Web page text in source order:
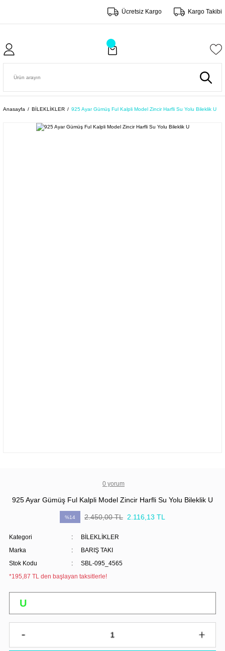
Ücretsiz Kargo Kargo Takibi
Anasayfa BİLEKLİKLER 925 Ayar Gümüş Ful Kalpli Model Zincir Harfli Su Yolu Bileklik U
0 yorum
925 Ayar Gümüş Ful Kalpli Model Zincir Harfli Su Yolu Bileklik U
%14 2.450,00 TL 2.116,13 TL
Kategori
BİLEKLİKLER
Marka
BARIŞ TAKI
Stok Kodu
SBL-095_4565
*195,87 TL den başlayan taksitlerle!